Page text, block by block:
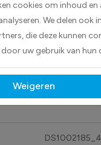
tack folie, hecht
binnen als buiten
om jouw locatie
cookies om inhoud
We delen
die deze kunnen
uw gebruik van hun
Weigeren